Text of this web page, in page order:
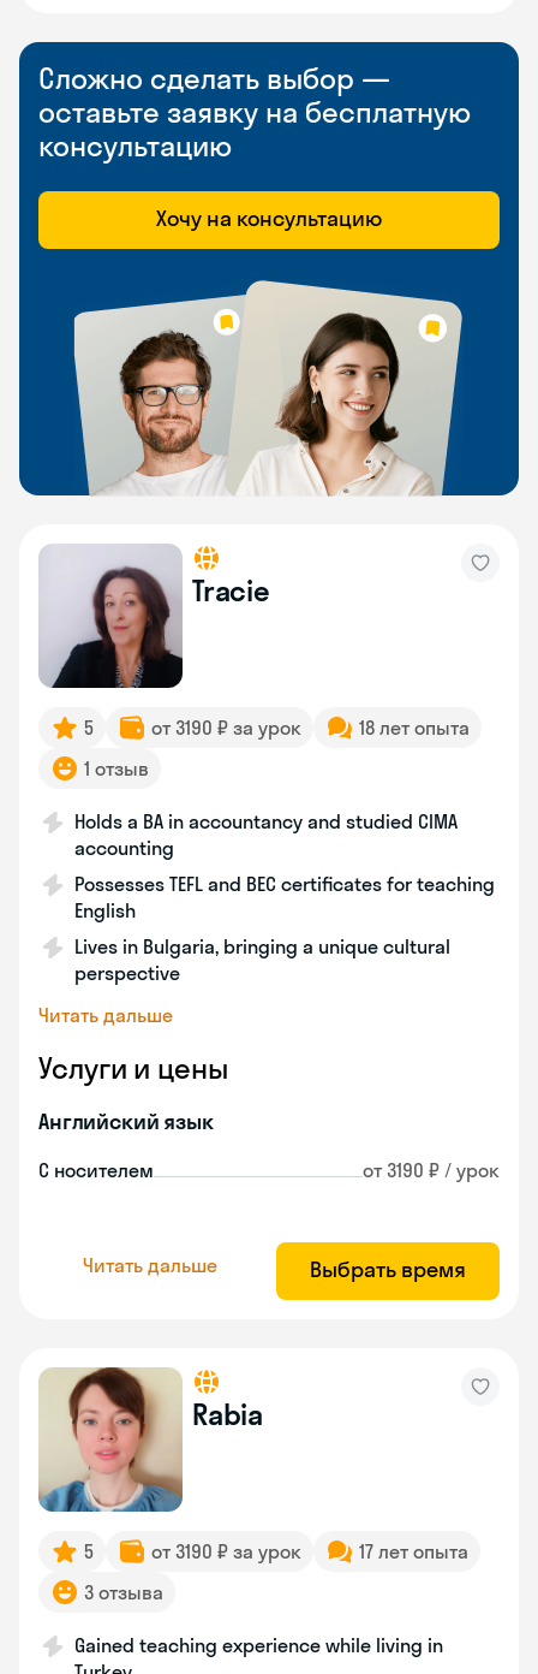
Сложно сделать выбор —
оставьте заявку на бесплатную
консультацию
Хочу на консультацию
Tracie
5 от 3190 ₽ за урок
18 лет опыта
1 отзыв
Holds a BA in accountancy and studied CIMA
accounting
Possesses TEFL and BEC certificates for teaching
English
Lives in Bulgaria, bringing a unique cultural
perspective
Читать дальше
Услуги и цены
Английский язык
С носителем от 3190 ₽ / урок
Читать дальше Выбрать время
Rabia
5 от 3190 ₽ за урок
17 лет опыта
3 отзыва
Gained teaching experience while living in